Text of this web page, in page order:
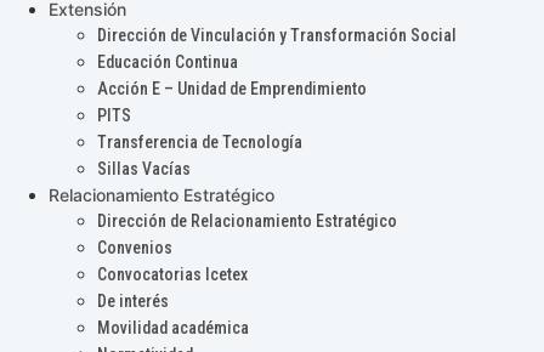
Extensión
Dirección de Vinculación y Transformación Social
Educación Continua
Acción E – Unidad de Emprendimiento
PITS
Transferencia de Tecnología
Sillas Vacías
Relacionamiento Estratégico
Dirección de Relacionamiento Estratégico
Convenios
Convocatorias Icetex
De interés
Movilidad académica